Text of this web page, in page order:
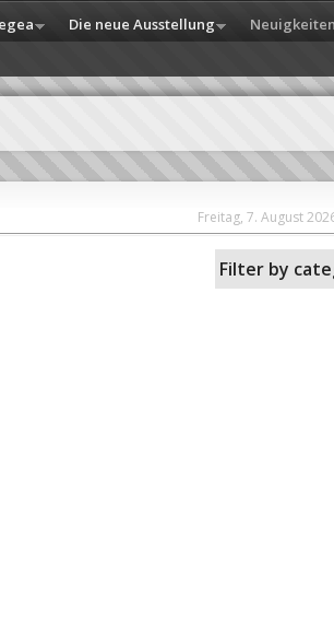
Die neue Ausstellung Neuigkeiten
Freitag, 7. August
Filter by